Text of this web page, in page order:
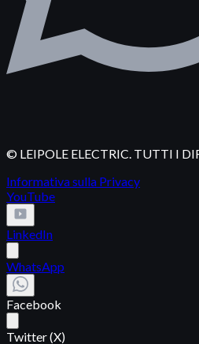
© LEIPOLE ELECTRIC. TUTTI I
Informativa sulla Privacy
YouTube
LinkedIn
WhatsApp
Facebook
Twitter (X)